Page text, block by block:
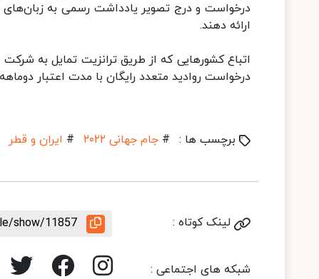
درخواست و درج تصویر یادداشت رسمی به
ارائه دهند.
اتباع کشورهایی که از طریق ترانزیت تمایل به شرکت
درخواست روادید متعدد رایگان با مدت اعتبار دوماهه با مدت ۲۰ روزه را
برچسب ها : # جام جهانی ۲۰۲۲ # ایران و قطر
لینک کوتاه : show/11857
شبکه های اجتماعی :